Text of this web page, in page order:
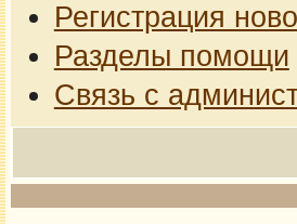
Регистрация
Разделы помощи
Связь с